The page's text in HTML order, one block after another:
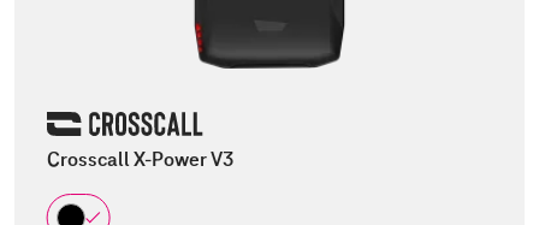
Crosscall X-Power V3